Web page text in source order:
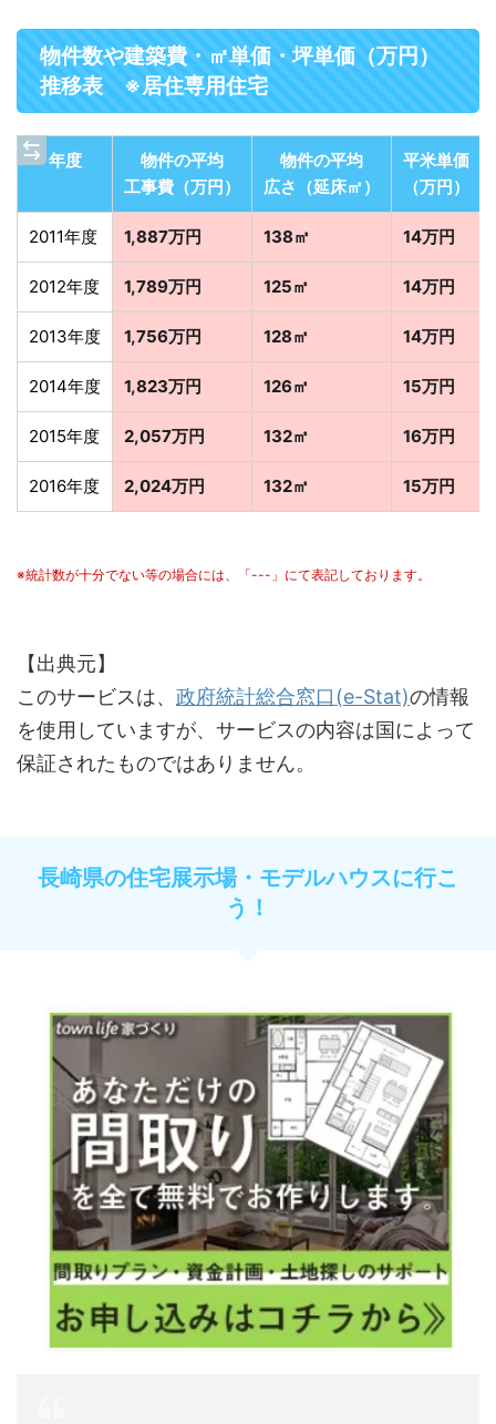
物件数や建築費・㎡単価・坪単価（万円）
推移表 ※居住専用住宅
年度
物件の平均
工事費（万円）
物件の平均
広さ（延床㎡）
平米単価
（万円）
2011年度 1,887万円 138㎡ 14万円
2012年度 1,789万円 125㎡ 14万円
2013年度 1,756万円 128㎡ 14万円
2014年度 1,823万円 126㎡ 15万円
2015年度 2,057万円 132㎡ 16万円
2016年度 2,024万円 132㎡ 15万円
※統計数が十分でない等の場合には、「---」にて表記しております。
【出典元】
このサービスは、 政府統計総合窓口(e-Stat)の情報
を使用していますが、サービスの内容は国によって
保証されたものではありません。
長崎県の住宅展示場・モデルハウスに行こ
う！